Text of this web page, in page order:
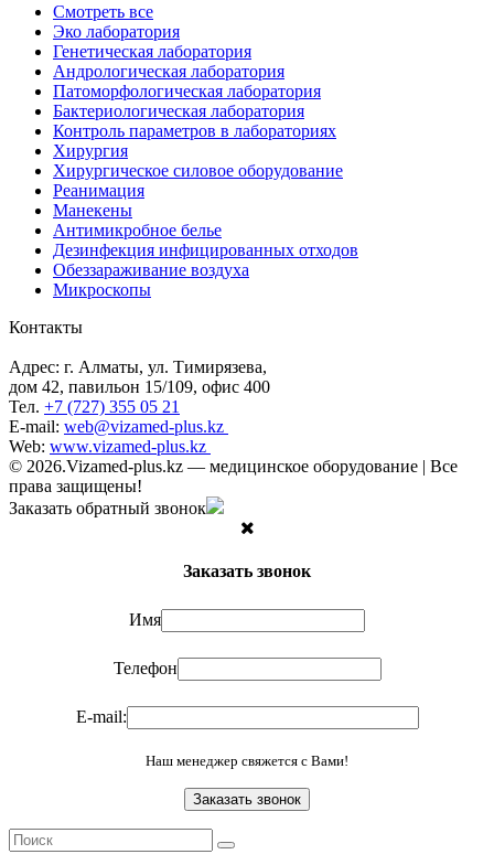
Смотреть все
Эко лаборатория
Генетическая лаборатория
Андрологическая лаборатория
Патоморфологическая лаборатория
Бактериологическая лаборатория
Контроль параметров в лабораториях
Хирургия
Хирургическое силовое оборудование
Реанимация
Манекены
Антимикробное белье
Дезинфекция инфицированных отходов
Обеззараживание воздуха
Микроскопы
Контакты
Адрес: г. Алматы, ул. Тимирязева,
дом 42, павильон 15/109, офис 400
Тел. +7 (727) 355 05 21
E-mail: web@vizamed-plus.kz
Web: www.vizamed-plus.kz
© 2026.Vizamed-plus.kz — медицинское оборудование | Все
права защищены!
Заказать обратный звонок
Заказать звонок
Имя
Телефон
E-mail:
Наш менеджер свяжется с Вами!